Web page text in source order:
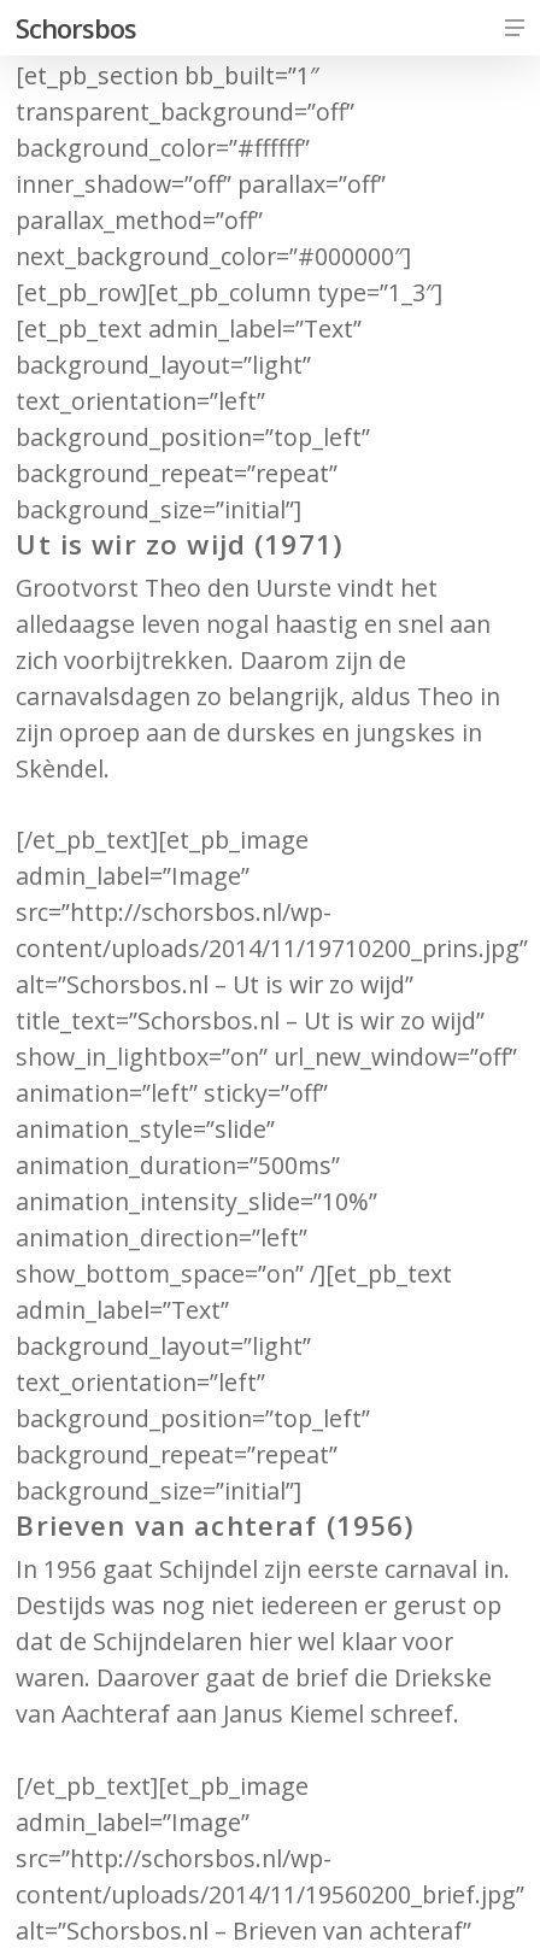
Skip
main
content
Schorsbos
[et_pb_section bb_built=”1″
transparent_background=”off”
background_color=”#ffffff”
inner_shadow=”off” parallax=”off”
parallax_method=”off”
next_background_color=”#000000″]
[et_pb_row][et_pb_column type=”1_3″]
[et_pb_text admin_label=”Text”
background_layout=”light”
text_orientation=”left”
background_position=”top_left”
background_repeat=”repeat”
background_size=”initial”]
Ut is wir zo wijd (1971)
Grootvorst Theo den Uurste vindt het
alledaagse leven nogal haastig en snel aan
zich voorbijtrekken. Daarom zijn de
carnavalsdagen zo belangrijk, aldus Theo in
zijn oproep aan de durskes en jungskes in
Skèndel.
[/et_pb_text][et_pb_image
admin_label=”Image”
src=”http://schorsbos.nl/wp-
content/uploads/2014/11/19710200_prins.jpg”
alt=”Schorsbos.nl – Ut is wir zo wijd”
title_text=”Schorsbos.nl – Ut is wir zo wijd”
show_in_lightbox=”on” url_new_window=”off”
animation=”left” sticky=”off”
animation_style=”slide”
animation_duration=”500ms”
animation_intensity_slide=”10%”
animation_direction=”left”
show_bottom_space=”on” /][et_pb_text
admin_label=”Text”
background_layout=”light”
text_orientation=”left”
background_position=”top_left”
background_repeat=”repeat”
background_size=”initial”]
Brieven van achteraf (1956)
In 1956 gaat Schijndel zijn eerste carnaval in.
Destijds was nog niet iedereen er gerust op
dat de Schijndelaren hier wel klaar voor
waren. Daarover gaat de brief die Driekske
van Aachteraf aan Janus Kiemel schreef.
[/et_pb_text][et_pb_image
admin_label=”Image”
src=”http://schorsbos.nl/wp-
content/uploads/2014/11/19560200_brief.jpg”
alt=”Schorsbos.nl – Brieven van achteraf”